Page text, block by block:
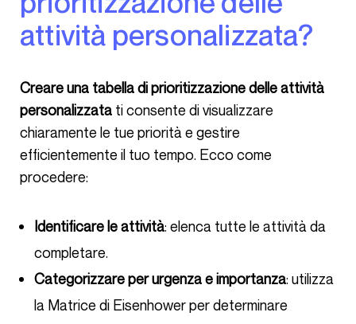
attività personalizzata?
Creare una tabella di prioritizzazione delle attività
personalizzata ti consente di visualizzare
chiaramente le tue priorità e gestire
efficientemente il tuo tempo. Ecco come
procedere:
Identificare le attività: elenca tutte le attività da
completare.
Categorizzare per urgenza e importanza: utilizza
la Matrice di Eisenhower per determinare